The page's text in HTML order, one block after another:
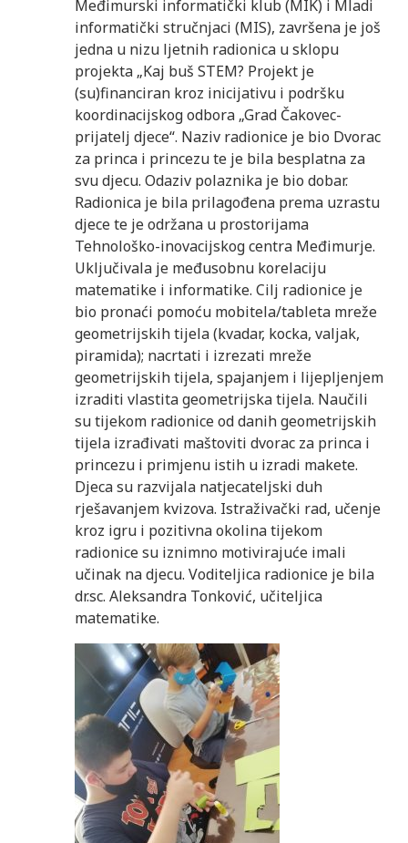
Međimurski informatički klub (MIK) i Mladi
informatički stručnjaci (MIS), završena je još
jedna u nizu ljetnih radionica u sklopu
projekta „Kaj buš STEM? Projekt je
(su)financiran kroz inicijativu i podršku
koordinacijskog odbora „Grad Čakovec-
prijatelj djece“. Naziv radionice je bio Dvorac
za princa i princezu te je bila besplatna za
svu djecu. Odaziv polaznika je bio dobar.
Radionica je bila prilagođena prema uzrastu
djece te je održana u prostorijama
Tehnološko-inovacijskog centra Međimurje.
Uključivala je međusobnu korelaciju
matematike i informatike. Cilj radionice je
bio pronaći pomoću mobitela/tableta mreže
geometrijskih tijela (kvadar, kocka, valjak,
piramida); nacrtati i izrezati mreže
geometrijskih tijela, spajanjem i lijepljenjem
izraditi vlastita geometrijska tijela. Naučili
su tijekom radionice od danih geometrijskih
tijela izrađivati maštoviti dvorac za princa i
princezu i primjenu istih u izradi makete.
Djeca su razvijala natjecateljski duh
rješavanjem kvizova. Istraživački rad, učenje
kroz igru i pozitivna okolina tijekom
radionice su iznimno motivirajuće imali
učinak na djecu. Voditeljica radionice je bila
dr.sc. Aleksandra Tonković, učiteljica
matematike.